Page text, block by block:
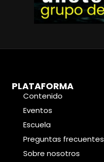
PLATAFORMA
Contenido
Eventos
Escuela
Preguntas frecuentes
Sobre nosotros